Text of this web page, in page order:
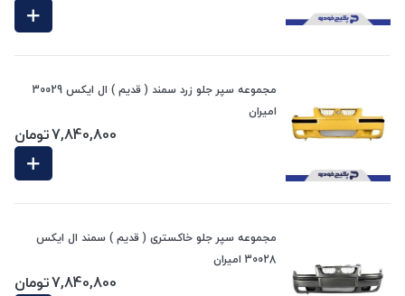
مجموعه سپر جلو زرد سمند ( قدیم ) ال ایکس 30029
امیران
7,840,800تومان
مجموعه سپر جلو خاکستری ( قدیم ) سمند ال ایکس
30028 امیران
7,840,800تومان